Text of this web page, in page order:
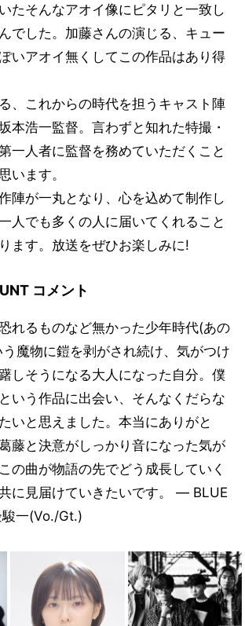
たそんなアオイ像にピタリと一致し
でした。加藤さんの演じる、キュー
いアオイ無くしてこの作品はあり得
、これからの時代を担うキャスト陣
本浩一監督。言わずと知れた特撮・
一人者に監督を務めていただくこと
います。
陣が一丸となり、心を込めて制作し
人でも多くの人に届いてくれること
ます。放送をぜひお楽しみに!
コメント
れるものなど無かった少年時代(あの
魔物に鎧を剥がされ続け、気がつけ
しそうになる大人になった自分。僕
いう作品に出会い、そんなくだらな
いと思えました。本当にありがと
藤と決意がしっかり音になった気が
の曲が物語の先でどう成長していく
に見届けていきたいです。 ― BLUE
一(Vo./Gt.)